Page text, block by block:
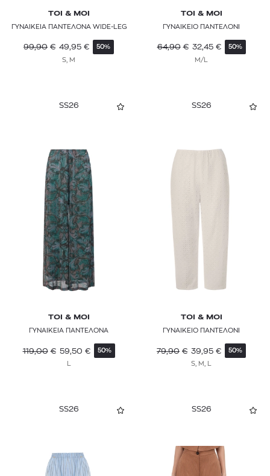
TOI & MOI
ΓΥΝΑΙΚΕΙΑ ΠΑΝΤΕΛΟΝΑ WIDE-LEG
99,90 € 49,95 € 50%
S, M
TOI & MOI
ΓΥΝΑΙΚΕΙΟ ΠΑΝΤΕΛΟΝΙ
64,90 € 32,45 € 50%
M/L
SS26
TOI & MOI
ΓΥΝΑΙΚΕΙΑ ΠΑΝΤΕΛΟΝΑ
119,00 € 59,50 € 50%
SS26
TOI & MOI
ΓΥΝΑΙΚΕΙΟ ΠΑΝΤΕΛΟΝΙ
79,90 € 39,95 € 50%
S, M, L
SS26 SS26